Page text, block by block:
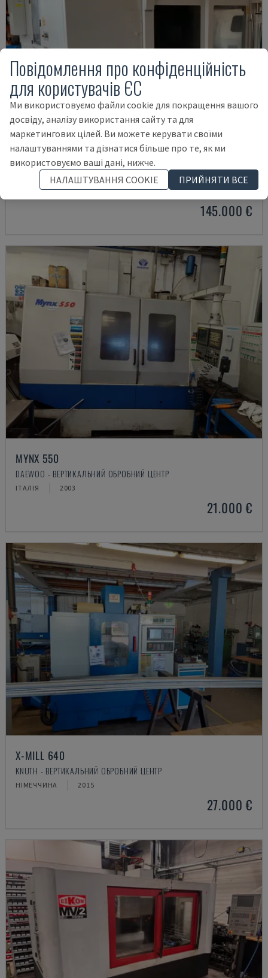
U5-1530
SPINNER - ВЕРТИКАЛЬНИЙ ОБРОБНИЙ ЦЕНТР
НІМЕЧЧИНА 2021 6.000 HRS
145.000 €
MYNX 550
DAEWOO - ВЕРТИКАЛЬНИЙ ОБРОБНИЙ ЦЕНТР
ІТАЛІЯ 2003
21.000 €
X-MILL 640
KNUTH - ВЕРТИКАЛЬНИЙ ОБРОБНИЙ ЦЕНТР
НІМЕЧЧИНА 2015
27.000 €
Повідомлення про конфіденційність
для користувачів ЄС
Ми використовуємо файли cookie для покращення вашого
досвіду, аналізу використання сайту та для
маркетингових цілей. Ви можете керувати своїми
налаштуваннями та дізнатися більше про те, як ми
використовуємо ваші дані, нижче.
НАЛАШТУВАННЯ COOKIE
ПРИЙНЯТИ ВСЕ